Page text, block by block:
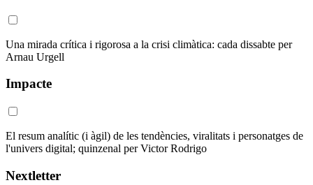
Una mirada crítica i rigorosa a la crisi climàtica: cada dissabte per
Arnau Urgell
Impacte
El resum analític (i àgil) de les tendències, viralitats i personatges de
l'univers digital; quinzenal per Victor Rodrigo
Nextletter